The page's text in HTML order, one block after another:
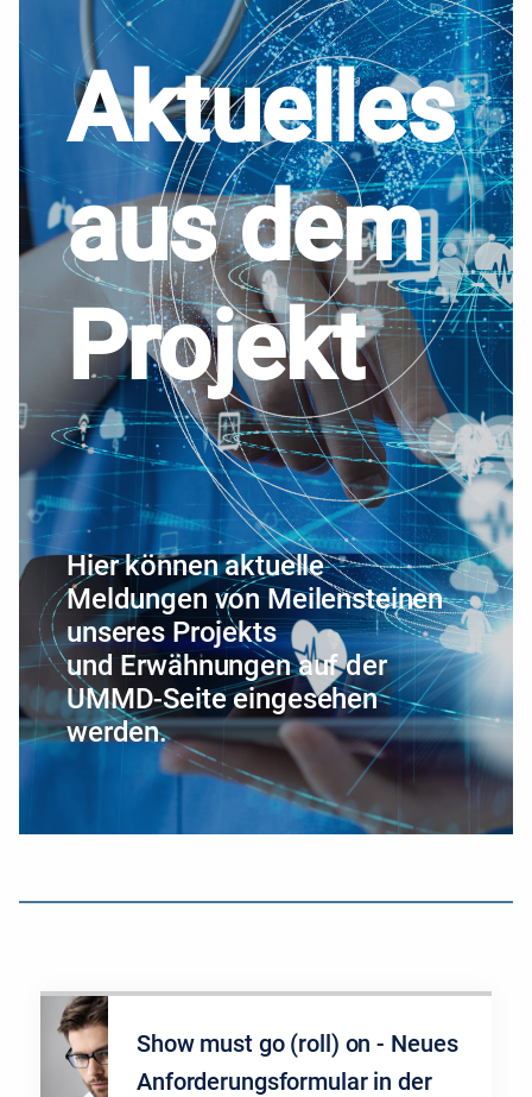
Aktuelles
aus dem
Projekt
Hier können aktuelle
Meldungen von Meilensteinen
unseres Projekts
und Erwähnungen auf der
UMMD-Seite eingesehen
werden.
Show must go (roll) on - Neues
Anforderungsformular in der